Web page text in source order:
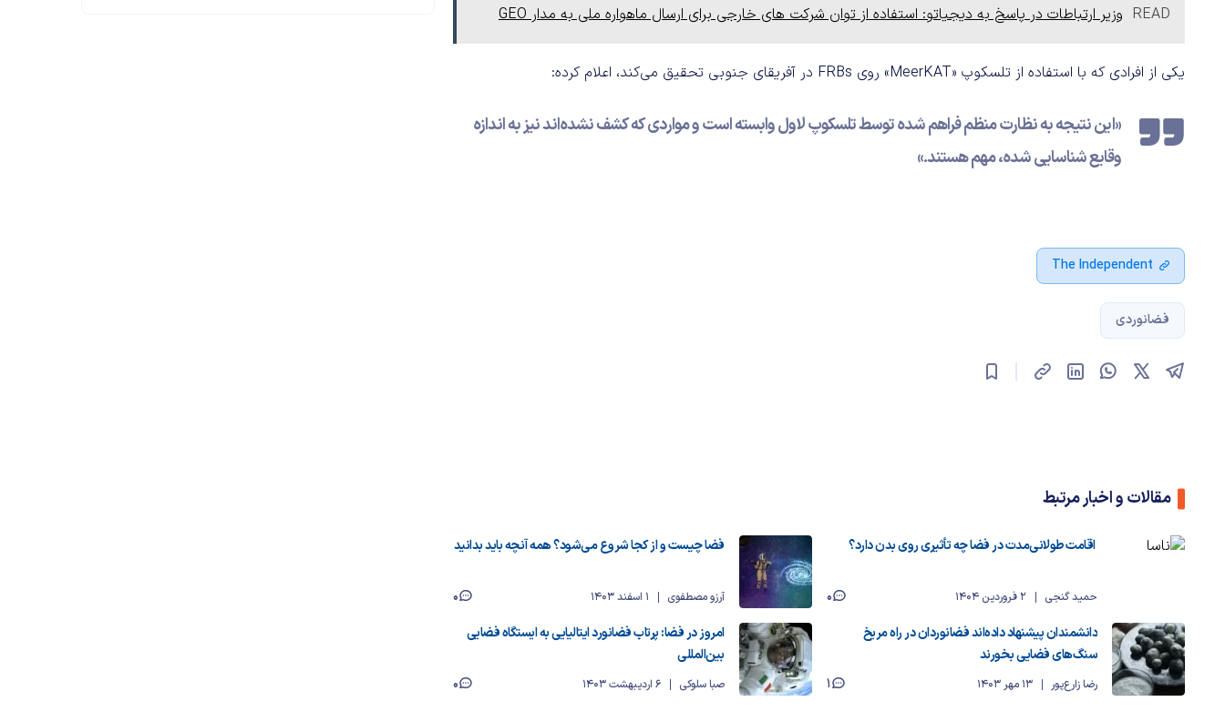
READ وزیر ارتباطات در پاسخ به دیجیاتو: استفاده از توان شرکت های خارجی برای ارسال ماهواره ملی به مدار GEO
یکی از افرادی که با استفاده از تلسکوپ «MeerKAT» روی FRBs در آفریقای جنوبی تحقیق می‌کند، اعلام کرده:
«این نتیجه به نظارت منظم فراهم شده توسط تلسکوپ لاول وابسته است و مواردی که کشف نشده‌اند نیز به اندازه
وقایع شناسایی شده، مهم هستند.»
The Independent
فضانوردی
مقالات و اخبار مرتبط
اقامت طولانی‌مدت در فضا چه تأثیری روی بدن دارد؟
حمید گنجی 2 فروردین 1404 0
فضا چیست و از کجا شروع می‌شود؟ همه آنچه باید بدانید
آرزو مصطفوی 1 اسفند 1403
0
دانشمندان پیشنهاد داده‌اند فضانوردان در راه مریخ
سنگ‌های فضایی بخورند
رضا زارع‌پور 13 مهر 1403 1
امروز در فضا: پرتاب فضانورد ایتالیایی به ایستگاه فضایی
بین‌المللی
صبا سلوکی 6 اردیبهشت 1403 0